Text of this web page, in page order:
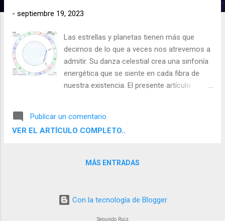
- septiembre 19, 2023
Las estrellas y planetas tienen más que
decirnos de lo que a veces nos atrevemos a
admitir. Su danza celestial crea una sinfonía
energética que se siente en cada fibra de
nuestra existencia. El presente artículo
septiembre, un evento astrologico que
persistirá hasta aproximadamente el 20 de
la política mundial y su resonancia en la
Publicar un comentario
VER EL ARTÍCULO COMPLETO..
MÁS ENTRADAS
Con la tecnología de Blogger
Segundo Ruiz